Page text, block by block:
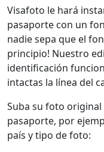
Visafoto le hará
pasaporte con un
nadie sepa que el
principio! Nuestro
identificación
intactas la línea del
Suba su foto
pasaporte, por
país y tipo de foto: